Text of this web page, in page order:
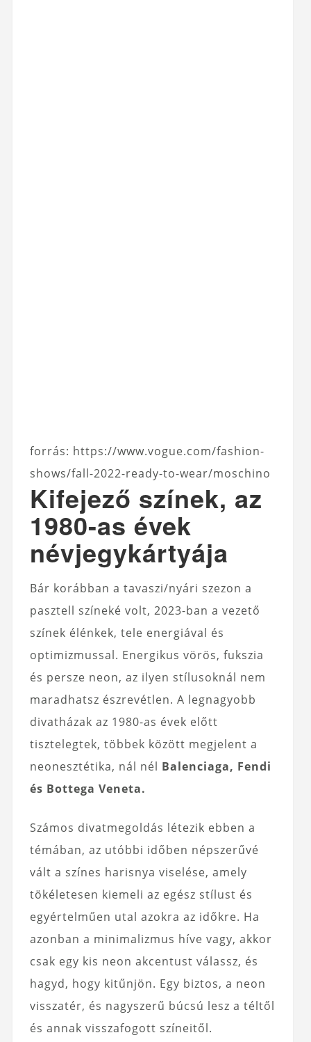
forrás: https://www.vogue.com/fashion-
shows/fall-2022-ready-to-wear/moschino
Kifejező színek, az
1980-as évek
névjegykártyája
Bár korábban a tavaszi/nyári szezon a
pasztell színeké volt, 2023-ban a vezető
színek élénkek, tele energiával és
optimizmussal. Energikus vörös, fukszia
és persze neon, az ilyen stílusoknál nem
maradhatsz észrevétlen. A legnagyobb
divatházak az 1980-as évek előtt
tisztelegtek, többek között megjelent a
neonesztétika, nál nél Balenciaga, Fendi
és Bottega Veneta.
Számos divatmegoldás létezik ebben a
témában, az utóbbi időben népszerűvé
vált a színes harisnya viselése, amely
tökéletesen kiemeli az egész stílust és
egyértelműen utal azokra az időkre. Ha
azonban a minimalizmus híve vagy, akkor
csak egy kis neon akcentust válassz, és
hagyd, hogy kitűnjön. Egy biztos, a neon
visszatér, és nagyszerű búcsú lesz a téltől
és annak visszafogott színeitől.